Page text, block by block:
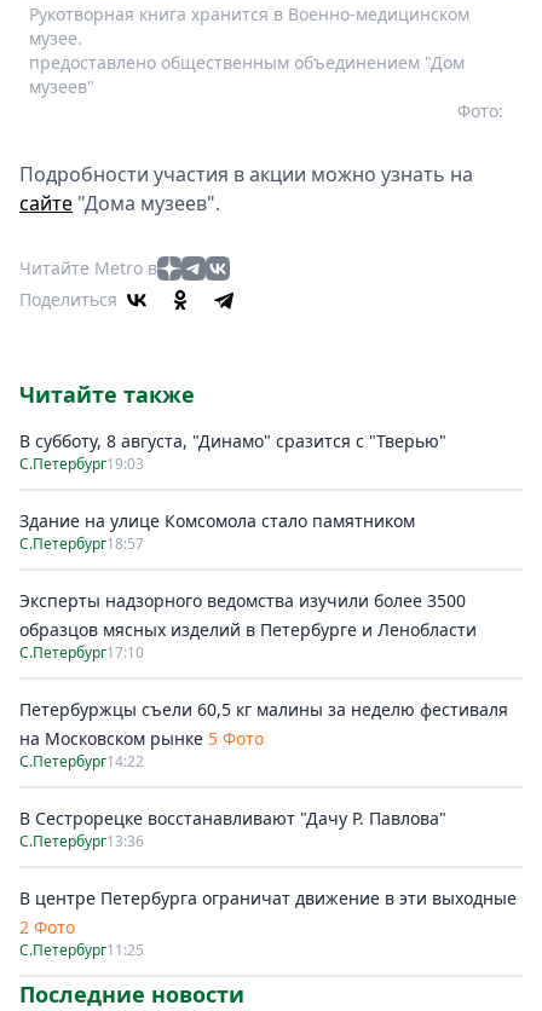
Рукотворная книга хранится в Военно-медицинском
музее.
предоставлено общественным объединением "Дом
музеев"
Фото:
Подробности участия в акции можно узнать на
сайте "Дома музеев".
Читайте Metro в
Поделиться
Читайте также
В субботу, 8 августа, "Динамо" сразится с "Тверью"
С.Петербург19:03
Здание на улице Комсомола стало памятником
С.Петербург18:57
Эксперты надзорного ведомства изучили более 3500
образцов мясных изделий в Петербурге и Ленобласти
С.Петербург17:10
Петербуржцы съели 60,5 кг малины за неделю фестиваля
на Московском рынке 5 Фото
С.Петербург14:22
В Сестрорецке восстанавливают "Дачу Р. Павлова"
С.Петербург13:36
В центре Петербурга ограничат движение в эти выходные
2 Фото
С.Петербург11:25
Последние новости